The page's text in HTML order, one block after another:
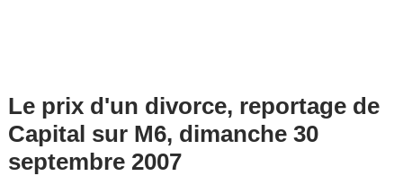
Le prix d'un divorce, reportage de
Capital sur M6, dimanche 30
septembre 2007